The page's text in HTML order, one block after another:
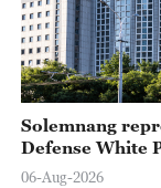
Solemnang
Defense White
06-Aug-2026